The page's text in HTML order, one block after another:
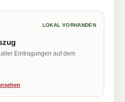
LOKAL VORHANDEN
Eintragungen auf dem